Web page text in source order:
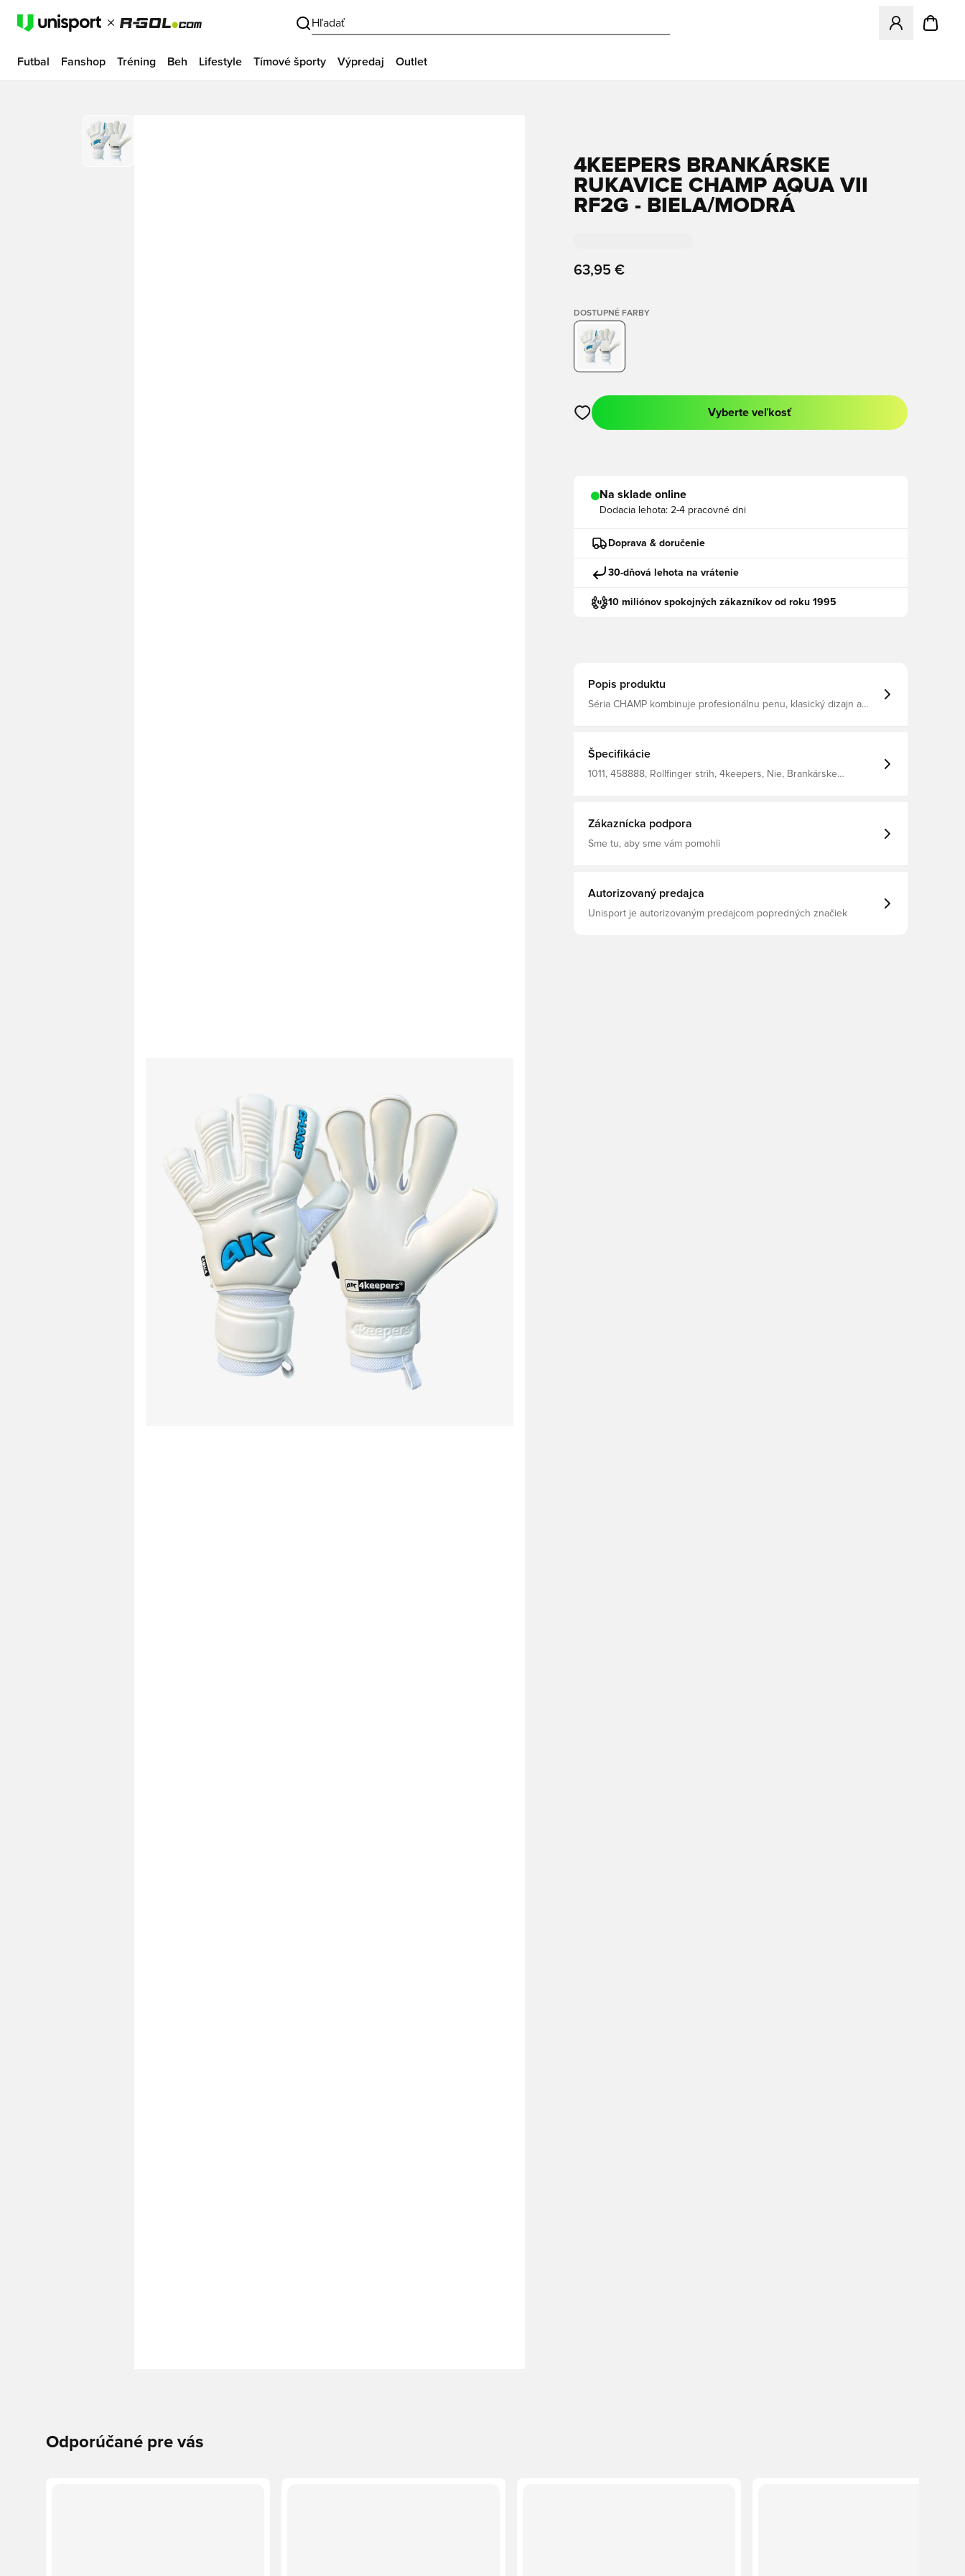
Hľadať
Otvorí modál
Futbal Fanshop Tréning Beh Lifestyle Tímové športy Výpredaj Outlet
4KEEPERS BRANKÁRSKE
RUKAVICE CHAMP AQUA VII
RF2G - BIELA/MODRÁ
63,95 €
DOSTUPNÉ FARBY
Otvorí modál na prihlásenie alebo registráciu ako člen
Vyberte veľkosť
Na sklade online
Dodacia lehota: 2-4 pracovné dni
Doprava & doručenie
30-dňová lehota na vrátenie
10 miliónov spokojných zákazníkov od roku 1995
Popis produktu
Séria CHAMP kombinuje profesionálnu penu, klasický dizajn a
sieťovina s 8 mm penou Elastický latexový pás AQUA ADHESIVE+
GRIP pena Strih na valcový prst, 2. generácia
Špecifikácie
1011, 458888, Rollfinger strih, 4keepers, Nie, Brankárske
Zákaznícka podpora
Sme tu, aby sme vám pomohli
Autorizovaný predajca
Unisport je autorizovaným predajcom popredných značiek
Odporúčané pre vás